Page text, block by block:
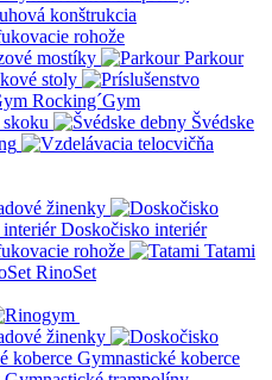
konštrukcia
rohože
mostíky
Parkour
stoly
Rocking´Gym
skoku
Švédske
žinenky
Doskočisko interiér
rohože
Tatami
RinoSet
žinenky
Gymnastické koberce